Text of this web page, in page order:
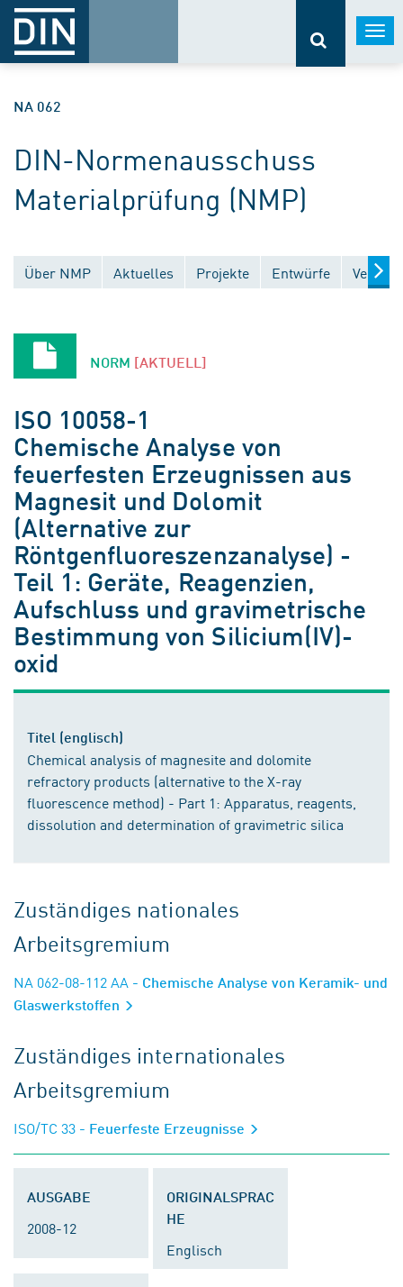
NA 062
DIN-Normenausschuss
Materialprüfung (NMP)
Über NMP Aktuelles Projekte Entwürfe
NORM [AKTUELL]
ISO 10058-1
Chemische Analyse von
feuerfesten Erzeugnissen aus
Magnesit und Dolomit
(Alternative zur
Röntgenfluoreszenzanalyse) -
Teil 1: Geräte, Reagenzien,
Aufschluss und gravimetrische
Bestimmung von Silicium(IV)-
oxid
Titel (englisch)
Chemical analysis of magnesite and dolomite
refractory products (alternative to the X-ray
fluorescence method) - Part 1: Apparatus, reagents,
dissolution and determination of gravimetric silica
Zuständiges nationales
Arbeitsgremium
NA 062-08-112 AA - Chemische Analyse von Keramik- und
Glaswerkstoffen
Zuständiges internationales
Arbeitsgremium
ISO/TC 33 - Feuerfeste Erzeugnisse
AUSGABE
2008-12
ORIGINALSPRAC
HE
Englisch